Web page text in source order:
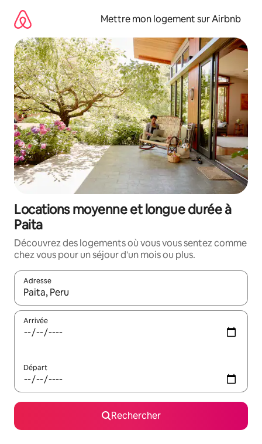
directement
contenu
Mettre mon logement sur Airbnb
Locations moyenne et longue durée à
Paita
Découvrez des logements où vous vous sentez comme
chez vous pour un séjour d'un mois ou plus.
Adresse
Lorsque les résultats s'affichent, utilisez les flèches vers le
Arrivée
Départ
Rechercher